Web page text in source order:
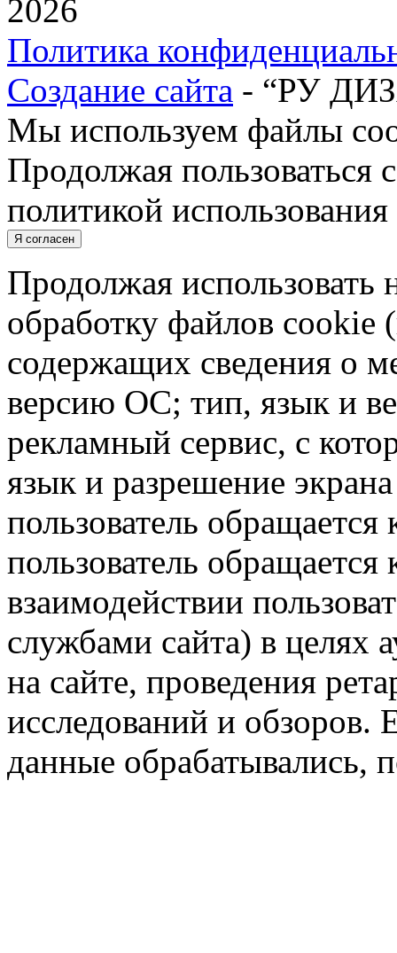
2026
Политика
Создание сайта - “РУ
Мы используем файлы
Продолжая пользоваться
политикой
Я согласен
Продолжая использовать
обработку файлов cookie
содержащих сведения о
версию ОС; тип, язык и
рекламный сервис, с
язык и разрешение
пользователь обращается
пользователь обращается
взаимодействии
службами сайта) в целях
на сайте, проведения
исследований и обзоров.
данные обрабатывались,